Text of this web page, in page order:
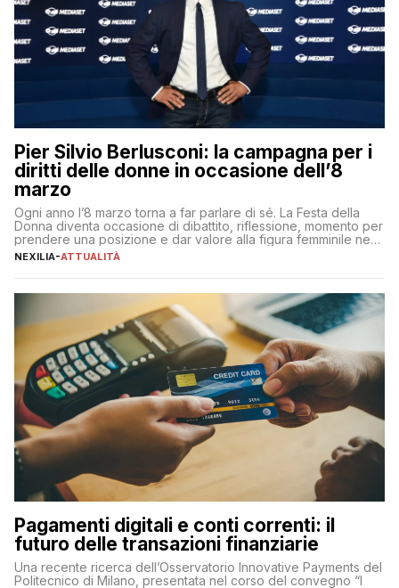
Pier Silvio Berlusconi: la campagna per i
diritti delle donne in occasione dell’8
marzo
Ogni anno l’8 marzo torna a far parlare di sé. La Festa della
Donna diventa occasione di dibattito, riflessione, momento per
prendere una posizione e dar valore alla figura femminile nella
sua complessità e crucialità. A lanciare un messaggio “forte e
NEXILIA-ATTUALITÀ
Pagamenti digitali e conti correnti: il
futuro delle transazioni finanziarie
Una recente ricerca dell’Osservatorio Innovative Payments del
Politecnico di Milano, presentata nel corso del convegno “I